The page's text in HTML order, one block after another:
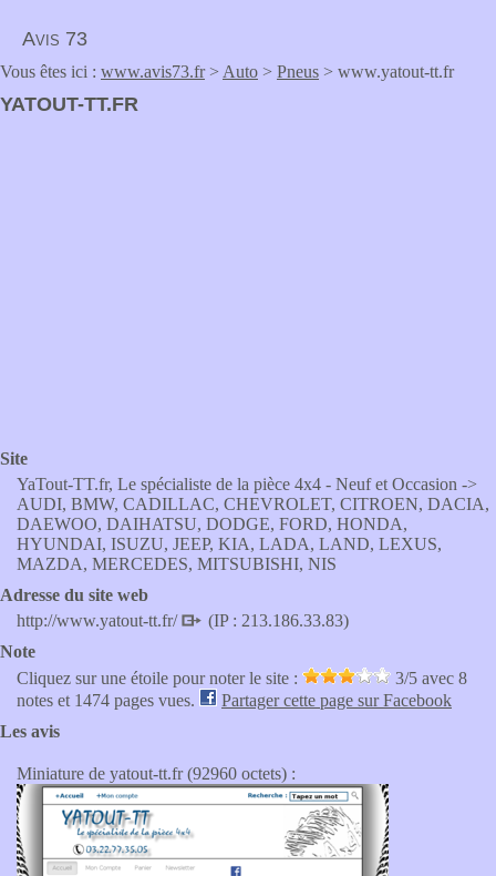
Avis 73
Vous êtes ici : www.avis73.fr> Auto > Pneus > www.yatout-tt.fr
YATOUT-TT.FR
Site
YaTout-TT.fr, Le spécialiste de la pièce 4x4 - Neuf et Occasion ->
AUDI, BMW, CADILLAC, CHEVROLET, CITROEN, DACIA,
DAEWOO, DAIHATSU, DODGE, FORD, HONDA,
HYUNDAI, ISUZU, JEEP, KIA, LADA, LAND, LEXUS,
MAZDA, MERCEDES, MITSUBISHI, NIS
Adresse du site web
http://www.yatout-tt.fr/
(IP : 213.186.33.83)
Note
Cliquez sur une étoile pour noter le site :
3/5 avec 8
notes et 1474 pages vues.
Partager cette page sur Facebook
Les avis
Miniature de yatout-tt.fr (92960 octets) :